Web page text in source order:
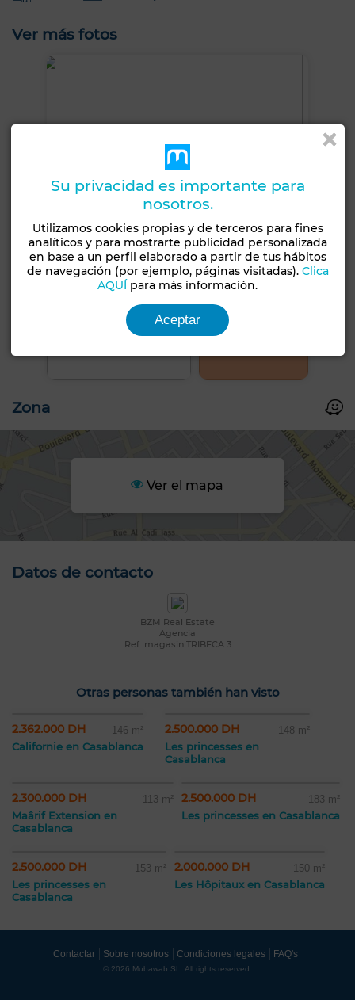
Ver más fotos
+3 FOTOS
Zona
Ver el mapa
Datos de contacto
BZM Real Estate
Agencia
Ref. magasin TRIBECA 3
Otras personas también han visto
2.362.000 DH 146 m²
Californie en Casablanca
2.500.000 DH 148 m²
Les princesses en
Casablanca
2.300.000 DH 113 m²
Maârif Extension en
Casablanca
2.500.000 DH 183 m²
Les princesses en Casablanca
2.500.000 DH 153 m²
Les princesses en
Casablanca
2.000.000 DH 150 m²
Les Hôpitaux en Casablanca
Contactar Sobre nosotros Condiciones legales FAQ's
© 2026 Mubawab SL. All rights reserved.
Su privacidad es importante para
nosotros.
Utilizamos cookies propias y de terceros para fines
analíticos y para mostrarte publicidad personalizada
en base a un perfil elaborado a partir de tus hábitos
de navegación (por ejemplo, páginas visitadas). Clica
AQUÍ para más información.
Aceptar